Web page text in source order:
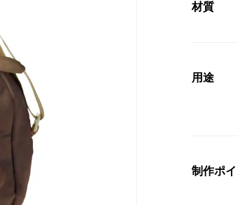
材質
用途
制作ポイ